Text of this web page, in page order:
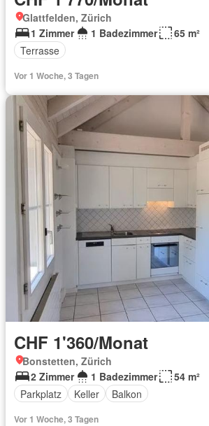
Glattfelden, Zürich
1 Zimmer
1 Badezimmer
65 m²
Terrasse
Vor 1 Woche, 3 Tagen
CHF 1'360/Monat
Bonstetten, Zürich
2 Zimmer
1 Badezimmer
54 m²
Parkplatz
Keller Balkon
Vor 1 Woche, 3 Tagen